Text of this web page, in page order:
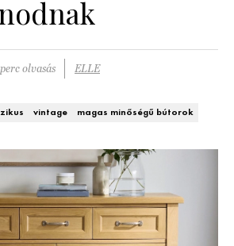
HÍRLEVÉL
olvasás ELLE
vintage magas minőségű bútorok